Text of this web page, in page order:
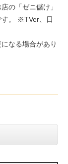
の「ゼニ儲け」
す。 ※TVer、日
なる場合があり